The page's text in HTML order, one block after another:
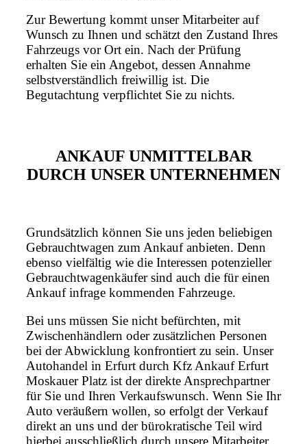
Zur Bewertung kommt unser Mitarbeiter auf
Wunsch zu Ihnen und schätzt den Zustand Ihres
Fahrzeugs vor Ort ein. Nach der Prüfung
erhalten Sie ein Angebot, dessen Annahme
selbstverständlich freiwillig ist. Die
Begutachtung verpflichtet Sie zu nichts.
ANKAUF UNMITTELBAR
DURCH UNSER UNTERNEHMEN
Grundsätzlich können Sie uns jeden beliebigen
Gebrauchtwagen zum Ankauf anbieten. Denn
ebenso vielfältig wie die Interessen potenzieller
Gebrauchtwagenkäufer sind auch die für einen
Ankauf infrage kommenden Fahrzeuge.
Bei uns müssen Sie nicht befürchten, mit
Zwischenhändlern oder zusätzlichen Personen
bei der Abwicklung konfrontiert zu sein. Unser
Autohandel in Erfurt durch Kfz Ankauf Erfurt
Moskauer Platz ist der direkte Ansprechpartner
für Sie und Ihren Verkaufswunsch. Wenn Sie Ihr
Auto veräußern wollen, so erfolgt der Verkauf
direkt an uns und der bürokratische Teil wird
hierbei ausschließlich durch unsere Mitarbeiter